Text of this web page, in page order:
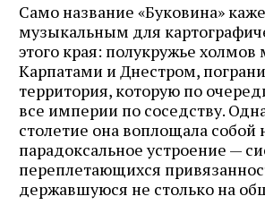
Само название «Буковина»
музыкальным для
этого края: полукружье
Карпатами и Днестром,
территория, которую по
все империи по соседству.
столетие она воплощала собой
парадоксальное устроение —
переплетающихся
державшуюся не столько на